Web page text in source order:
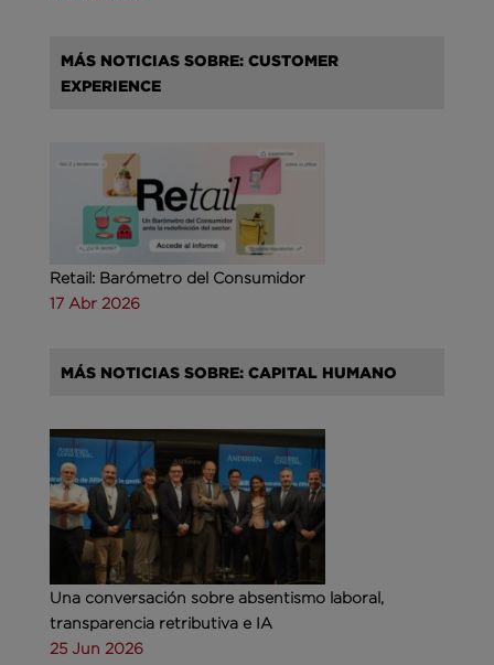
MÁS NOTICIAS SOBRE: CUSTOMER
EXPERIENCE
Retail: Barómetro del Consumidor
17 Abr 2026
MÁS NOTICIAS SOBRE: CAPITAL HUMANO
Una conversación sobre absentismo laboral,
transparencia retributiva e IA
25 Jun 2026